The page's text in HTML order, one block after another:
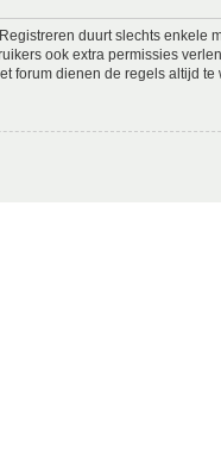
duurt slechts enkele
ook extra permissies
forum dienen de regels altijd te